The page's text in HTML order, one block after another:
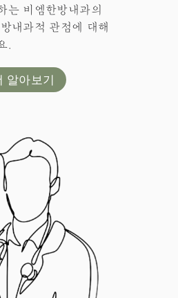
는 비엠한방내과의
내과적 관점에 대해
.
알아보기